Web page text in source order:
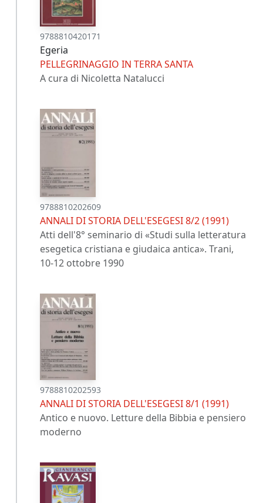
9788810420171
Egeria
PELLEGRINAGGIO IN TERRA SANTA
A cura di Nicoletta Natalucci
9788810202609
ANNALI DI STORIA DELL'ESEGESI 8/2 (1991)
Atti dell'8° seminario di «Studi sulla letteratura
esegetica cristiana e giudaica antica». Trani,
10-12 ottobre 1990
9788810202593
ANNALI DI STORIA DELL'ESEGESI 8/1 (1991)
Antico e nuovo. Letture della Bibbia e pensiero
moderno